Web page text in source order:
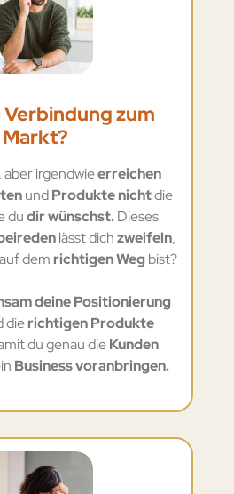
Verbindung zum
Markt?
, aber irgendwieerreichen
undProdukte nichtdie
dudir wünschst.Dieses
lässt dichzweifeln,
dem richtigen Wegbist?
deine Positionierung
dierichtigen Produkte
du genau dieKunden
Business voranbringen.